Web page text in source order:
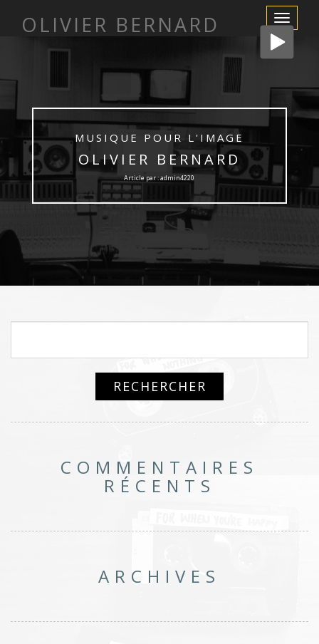
Afficher/
la
navigation
OLIVIER BERNARD
MUSIQUE POUR L'IMAGE
OLIVIER BERNARD
Article par : admin4220
COMMENTAIRES
RÉCENTS
ARCHIVES